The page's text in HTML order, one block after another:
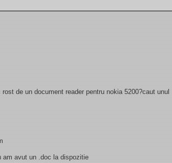
de un document reader pentru nokia 5200?caut unul
am avut un .doc la dispozitie